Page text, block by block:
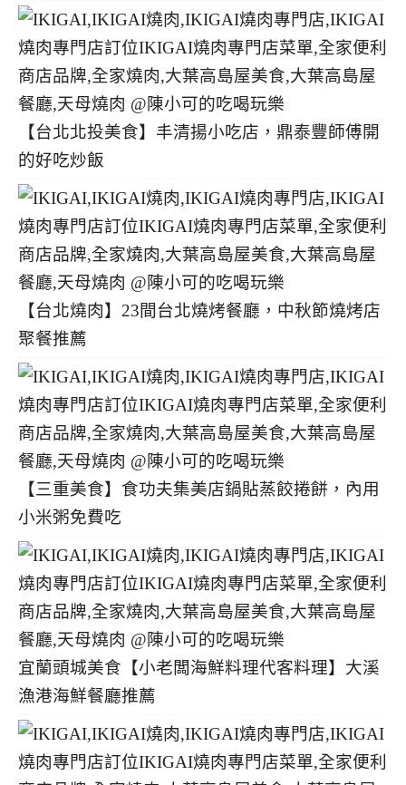
【台北北投美食】丰清揚小吃店，鼎泰豐師傅開
的好吃炒飯
【台北燒肉】23間台北燒烤餐廳，中秋節燒烤店
聚餐推薦
【三重美食】食功夫集美店鍋貼蒸餃捲餅，內用
小米粥免費吃
宜蘭頭城美食【小老闆海鮮料理代客料理】大溪
漁港海鮮餐廳推薦